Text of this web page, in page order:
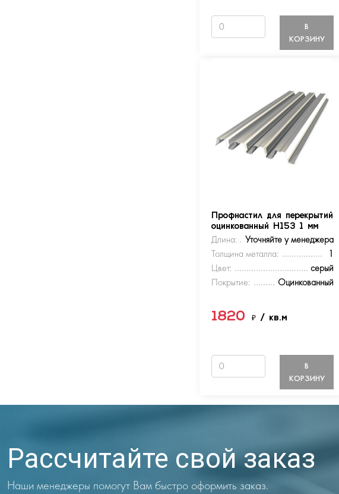
В
КОРЗИНУ
Профнастил для перекрытий
оцинкованный Н153 1 мм
Длина:
Уточняйте у менеджера
Толщина металла:
1
Цвет:
серый
Покрытие:
Оцинкованный
1820₽/ кв.м
В
КОРЗИНУ
Рассчитайте свой заказ
Наши менеджеры помогут Вам быстро оформить заказ.